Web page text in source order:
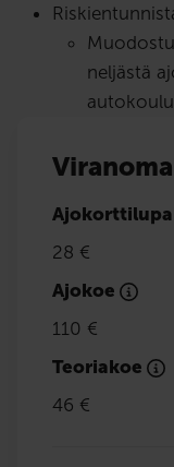
neljästä
28 €
Ajokoe
110 €
Teoriakoe
46 €